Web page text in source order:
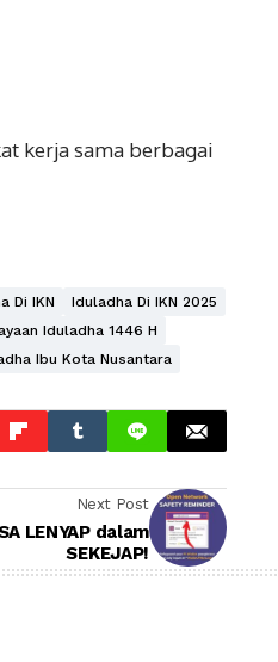
kerja sama berbagai
Di IKN
Iduladha Di IKN 2025
Iduladha 1446 H
Ibu Kota Nusantara
Next Post
LENYAP dalam
SEKEJAP!